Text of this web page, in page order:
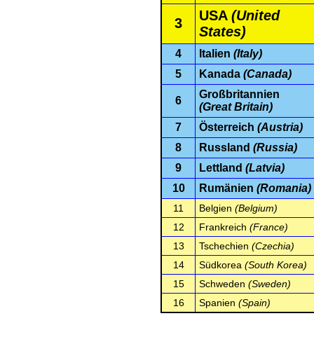
3 USA (United
States)
4 Italien (Italy)
5
Kanada (Canada)
6
Großbritannien
(Great Britain)
7
Österreich (Austria)
8
Russland (Russia)
9
Lettland (Latvia)
10
Rumänien (Romania)
11 Belgien (Belgium)
12
Frankreich (France)
13
Tschechien (Czechia)
14
Südkorea (South Korea)
15
Schweden (Sweden)
16
Spanien (Spain)